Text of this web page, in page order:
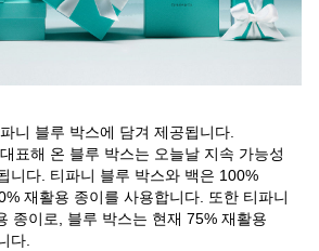
니 블루 박스에 담겨 제공됩니다.
표해 온 블루 박스는 오늘날 지속 가능성
니다. 티파니 블루 박스와 백은 100%
재활용 종이를 사용합니다. 또한 티파니
종이로, 블루 박스는 현재 75% 재활용
다.